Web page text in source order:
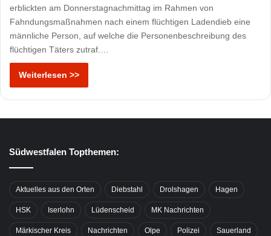
erblickten am Donnerstagnachmittag im Rahmen von
Fahndungsmaßnahmen nach einem flüchtigen Ladendieb eine
männliche Person, auf welche die Personenbeschreibung des
flüchtigen Täters zutraf.…
Weiterlesen >>
Südwestfalen Topthemen:
Aktuelles aus den Orten Diebstahl Drolshagen Hagen
HSK Iserlohn Lüdenscheid MK Nachrichten
Märkischer Kreis Nachrichten Olpe Polizei Sauerland